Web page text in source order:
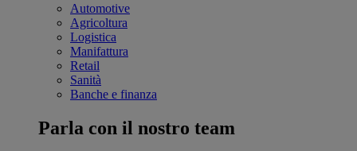
Automotive
Agricoltura
Logistica
Manifattura
Retail
Sanità
Banche e finanza
Parla con il nostro team